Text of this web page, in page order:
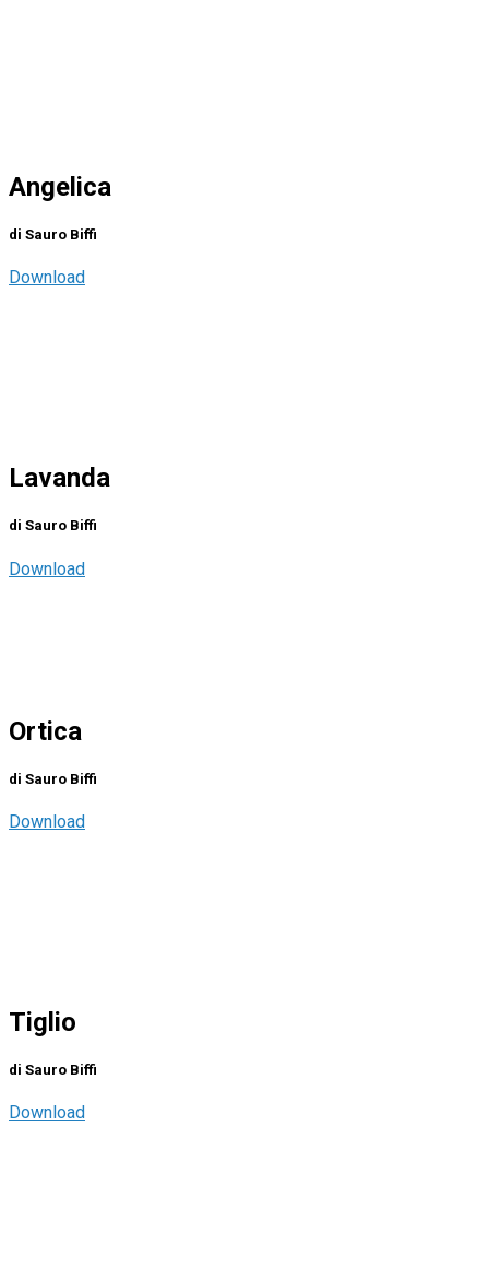
Angelica
di Sauro Biffi
Download
Lavanda
di Sauro Biffi
Download
Ortica
di Sauro Biffi
Download
Tiglio
di Sauro Biffi
Download